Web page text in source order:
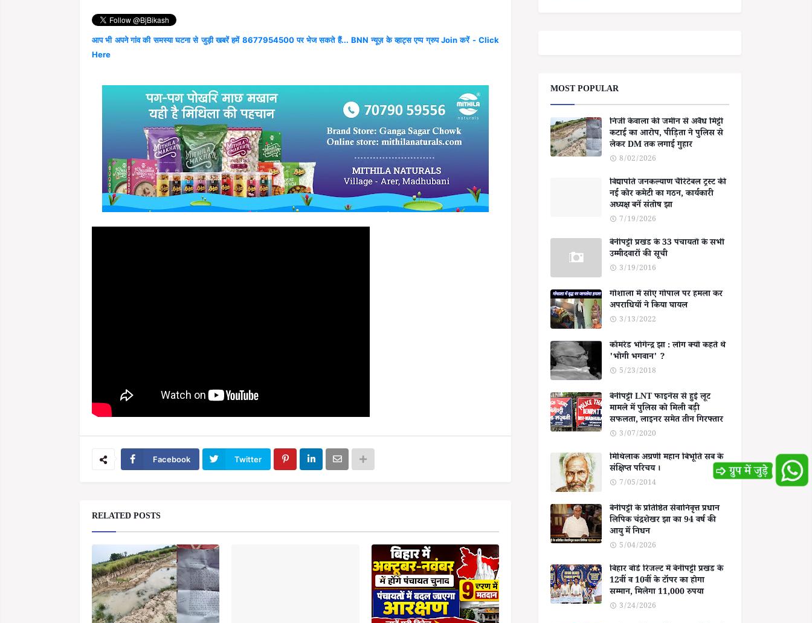
आप भी अपने गांव की समस्या घटना से जुड़ी खबरें हमें 8677954500 पर भेज सकते हैं... BNN न्यूज़ के व्हाट्स एप्प ग्रुप Join करें - Click
Here
Facebook Twitter
RELATED POSTS
MOST POPULAR
निजी केवाला की जमीन से अवैध मिट्टी
कटाई का आरोप, पीड़िता ने पुलिस से
लेकर DM तक लगाई गुहार
8/02/2026
विद्यापति जनकल्याण चैरिटेबल ट्रस्ट की
नई कोर कमेटी का गठन, कार्यकारी
अध्यक्ष बनें संतोष झा
7/19/2026
बेनीपट्टी प्रखंड के 33 पंचायतों के सभी
उम्मीदवारों की सूची
3/19/2016
गोशाला में सोए गोपाल पर हमला कर
अपराधियों ने किया घायल
3/13/2022
कॉमरेड भोगेन्द्र झा : लोग क्यों कहते थे
'भोगी भगवान' ?
5/23/2018
बेनीपट्टी LNT फाइनेंस से हुई लूट
मामले में पुलिस को मिली बड़ी
सफलता, लाइनर समेत तीन गिरफ्तार
3/07/2020
मिथिलाक अग्रणी महान बिभूति सब के
संक्षिप्त परिचय ।
7/05/2014
बेनीपट्टी के प्रतिष्ठित सेवानिवृत्त प्रधान
लिपिक चंद्रशेखर झा का 94 वर्ष की
आयु में निधन
5/04/2026
बिहार बोर्ड रिजल्ट में बेनीपट्टी प्रखंड के
12वीं व 10वीं के टॉपर का होगा
सम्मान, मिलेगा 11,000 रुपया
3/24/2026